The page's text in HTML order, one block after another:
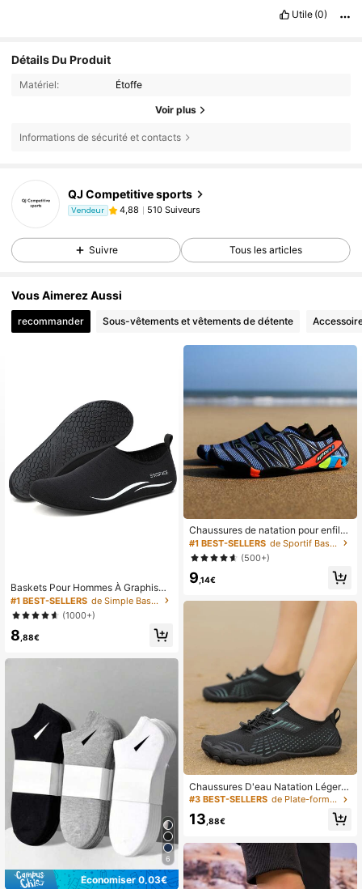
Utile (0)
Détails Du Produit
Matériel: Étoffe
Voir plus
Informations de sécurité et contacts
QJ Competitive sports
Vendeur 4,88 510 Suiveurs
Suivre Tous les articles
Vous Aimerez Aussi
recommander Sous-vêtements et vêtements de détente
Baskets Pour Hommes À Graphisme
De Lettres En Noir, Légères Chauss
ettes Baskets Bout Rond Baskets P
our Hommes En Vacances
#1 BEST-SELLERS
de Simple Baskets pour hommes
(1000+)
8 ,88€
6
Économiser 0,03€
Chaussures de natation pour enfiler,
baskets de canoë, chaussures d'ea
u pieds nus légères, respirantes et s
échage rapide pour la plongée à la
plage
#1 BEST-SELLERS
de Sportif Baskets pour hommes
(500+)
9 ,14€
Chaussures D'eau Natation Léger P
ieds Nus Pour Sports Nautiques Et
#3 BEST-SELLERS de Plate-forme Baskets pour hommes
13 ,88€